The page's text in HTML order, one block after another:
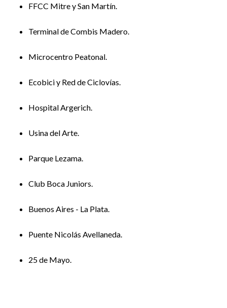
FFCC Mitre y San Martín.
Terminal de Combis Madero.
Microcentro Peatonal.
Ecobici y Red de Ciclovías.
Hospital Argerich.
Usina del Arte.
Parque Lezama.
Club Boca Juniors.
Buenos Aires - La Plata.
Puente Nicolás Avellaneda.
25 de Mayo.